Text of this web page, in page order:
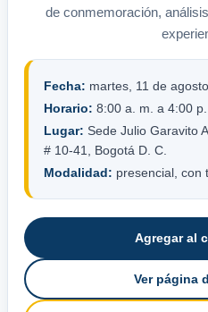
de conmemoración,
Fecha: martes, 11 de
Horario: 8:00 a. m. a 4:00
Lugar: Sede Julio Garavito
# 10-41, Bogotá D. C.
Modalidad: presencial, con
Agregar al
Ver página